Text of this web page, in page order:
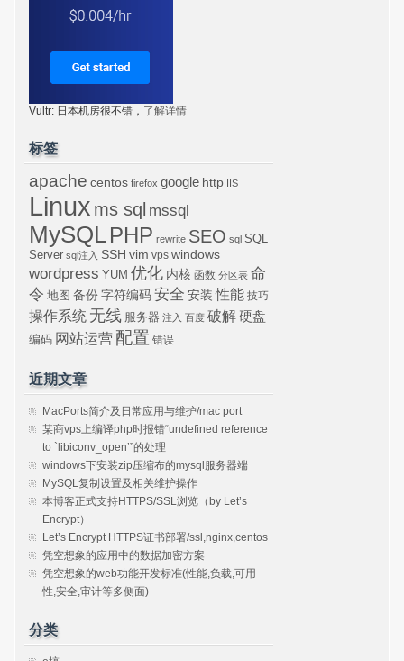
Vultr: 日本机房很不错， 了解详情
标签
apache centos firefox google http IIS
Linux ms sql mssql
MySQLPHP rewrite SEO sql SQL
Server sql注入 SSH vim vps windows
wordpress YUM 优化 内核 函数 分区表 命
令 地图 备份 字符编码 安全 安装 性能 技巧
操作系统 无线 服务器 注入 百度 破解硬盘
编码 网站运营 配置 错误
近期文章
MacPorts简介及日常应用与维护/mac port
某商vps上编译php时报错“undefined reference
to `libiconv_open’”的处理
windows下安装zip压缩布的mysql服务器端
MySQL复制设置及相关维护操作
本博客正式支持HTTPS/SSL浏览（by Let’s
Encrypt）
Let’s Encrypt HTTPS证书部署/ssl,nginx,centos
凭空想象的应用中的数据加密方案
凭空想象的web功能开发标准(性能,负载,可用
性,安全,审计等多侧面)
分类